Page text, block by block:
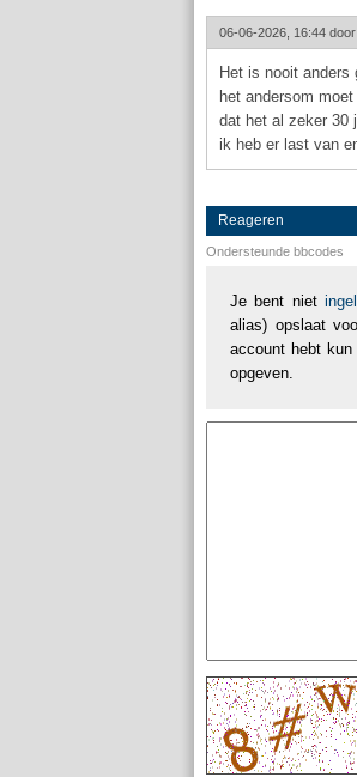
06-06-2026, 16:44 door
Het is nooit
het andersom
dat het al zeker 30
ik heb er last van
Reageren
Ondersteunde bbcodes
Je bent niet
alias) opslaat
account hebt kun
opgeven.